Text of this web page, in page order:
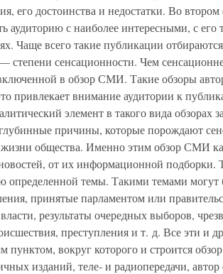
его достоинства и недостатки. Во втором
аудиторию с наиболее интересными, с его
Чаще всего такие публикации
сенсационности. Чем
в обзор СМИ. Такие обзоры
привлекает внимание аудитории к
элемент в такого вида обзорах
глубинные причины, которые порождают
общества. Именно этим обзор СМИ
от их информационной подборки.
определенной темы. Такими темами могут
принятые парламентом или
результаты очередных выборов,
преступления и т. д. Все эти и
пунктом, вокруг которого и строится
изданий, теле- и радиопередачи, автор